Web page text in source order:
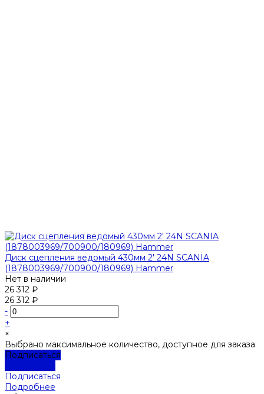
Диск сцепления ведомый 430мм 2' 24N SCANIA
(1878003969/700900/180969) Hammer
Нет в наличии
26 312 ₽
26 312 ₽
-
+
×
Выбрано максимальное количество, доступное для заказа
Подписаться
Подписаться
Подробнее